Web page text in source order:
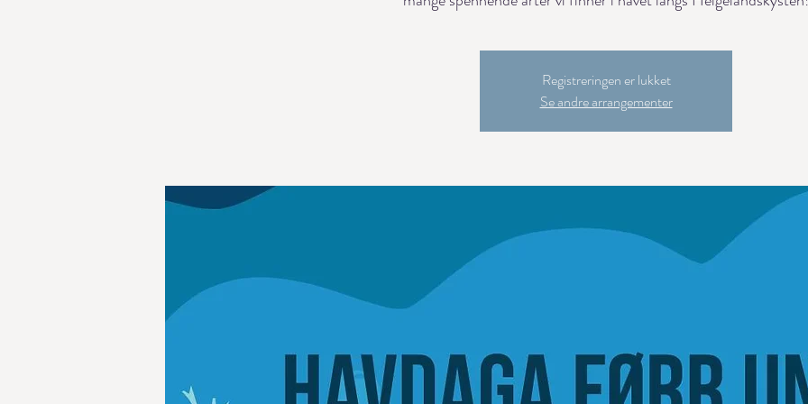
Registreringen er lukket
Se andre arrangementer